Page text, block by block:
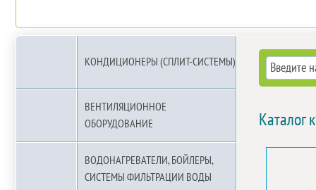
КОНДИЦИОНЕРЫ (СПЛИТ-СИСТЕМЫ)
ВЕНТИЛЯЦИОННОЕ
ОБОРУДОВАНИЕ
ВОДОНАГРЕВАТЕЛИ, БОЙЛЕРЫ,
СИСТЕМЫ ФИЛЬТРАЦИИ ВОДЫ
Каталог